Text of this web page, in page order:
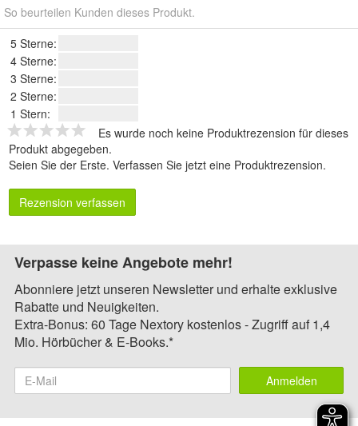
So beurteilen Kunden dieses Produkt.
5 Sterne:
4 Sterne:
3 Sterne:
2 Sterne:
1 Stern:
Es wurde noch keine Produktrezension für dieses
Produkt abgegeben.
Seien Sie der Erste. Verfassen Sie jetzt eine Produktrezension.
Rezension verfassen
Verpasse keine Angebote mehr!
Abonniere jetzt unseren Newsletter und erhalte exklusive
Rabatte und Neuigkeiten.
Extra-Bonus: 60 Tage Nextory kostenlos - Zugriff auf 1,4
Mio. Hörbücher & E-Books.*
Anmelden